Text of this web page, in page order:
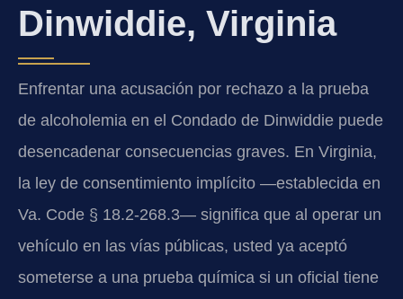
Dinwiddie, Virginia
Enfrentar una acusación por rechazo a la prueba
de alcoholemia en el Condado de Dinwiddie puede
desencadenar consecuencias graves. En Virginia,
la ley de consentimiento implícito —establecida en
Va. Code § 18.2-268.3— significa que al operar un
vehículo en las vías públicas, usted ya aceptó
someterse a una prueba química si un oficial tiene